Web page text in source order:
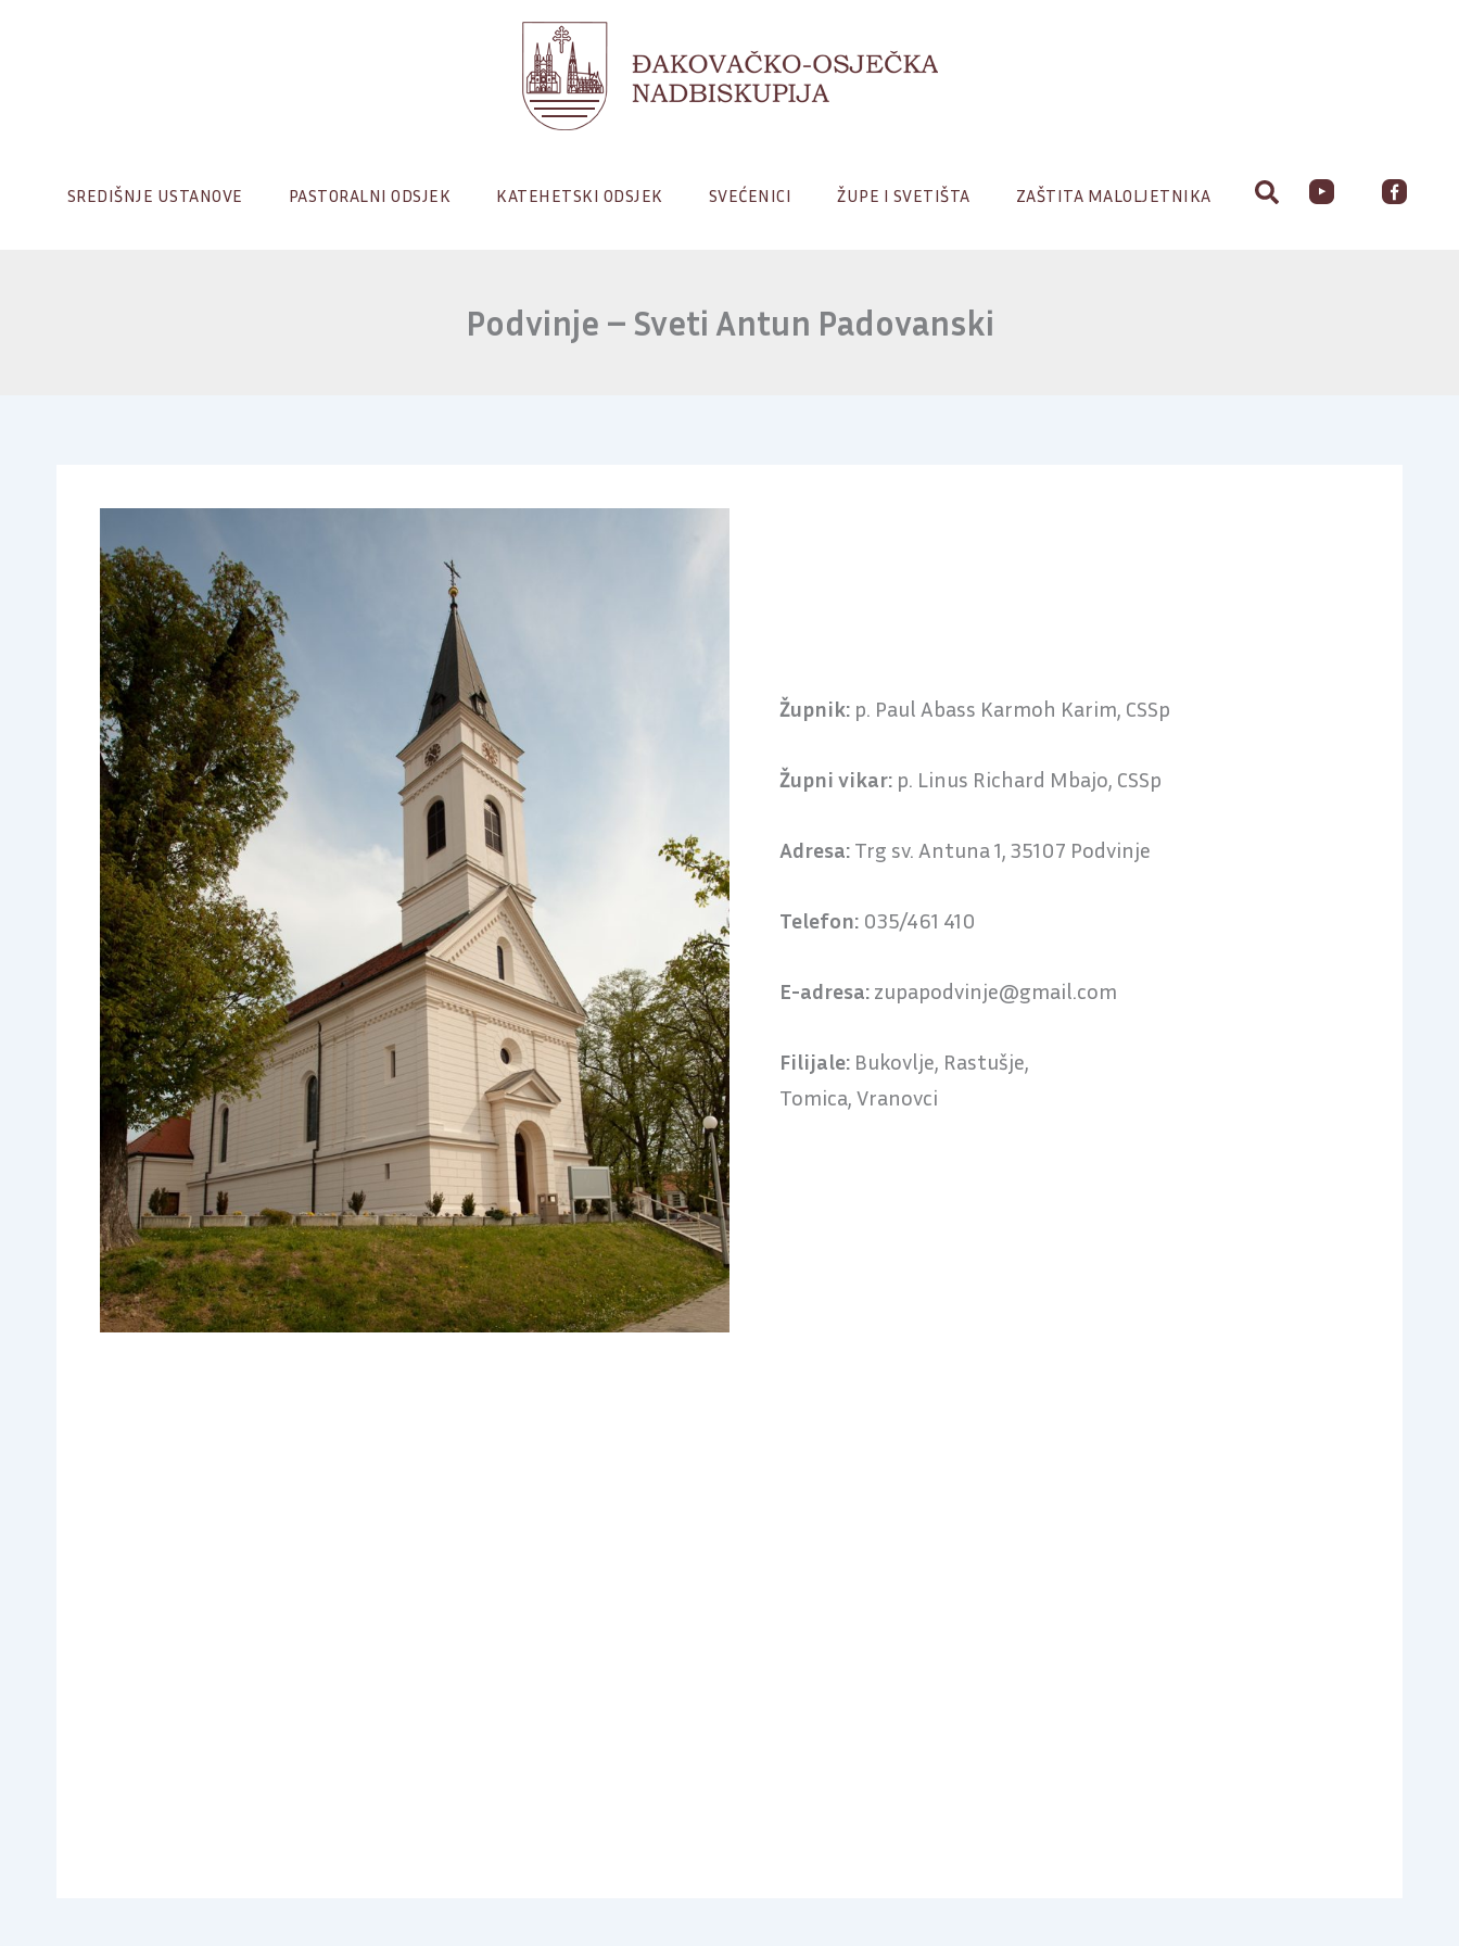
SREDIŠNJE USTANOVE PASTORALNI ODSJEK KATEHETSKI ODSJEK SVEĆENICI ŽUPE I SVETIŠTA ZAŠTITA MALOLJETNIKA
Podvinje – Sveti Antun Padovanski
Župnik: p. Paul Abass Karmoh Karim, CSSp
Župni vikar: p. Linus Richard Mbajo, CSSp
Adresa: Trg sv. Antuna 1, 35107 Podvinje
Telefon: 035/461 410
E-adresa: zupapodvinje@gmail.com
Filijale: Bukovlje, Rastušje,
Tomica, Vranovci